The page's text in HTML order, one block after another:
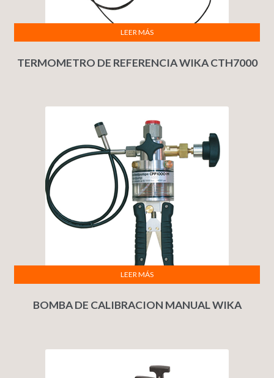
TERMOMETRO DE REFERENCIA WIKA CTH7000
LEER MÁS
BOMBA DE CALIBRACION MANUAL WIKA
LEER MÁS